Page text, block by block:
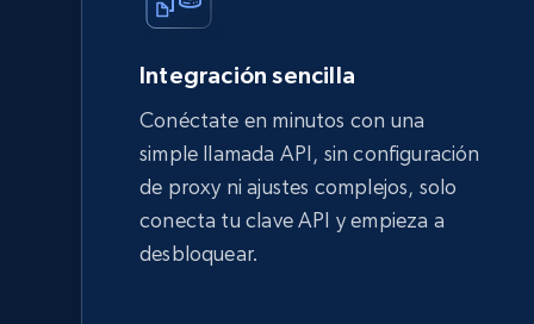
Integración sencilla
Conéctate en minutos con una
simple llamada API, sin configuración
de proxy ni ajustes complejos, solo
conecta tu clave API y empieza a
desbloquear.